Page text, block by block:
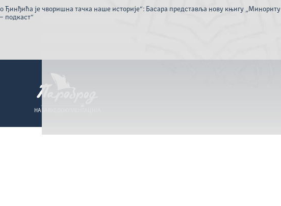
Ђинђића је чворишна тачка наше историје“: Басара представља нову књигу „Миноритy
подкаст“
НАБАВКЕ